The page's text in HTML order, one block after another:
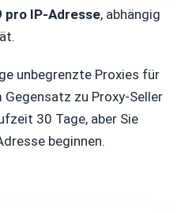
pro IP-Adresse, abhängig
unbegrenzte Proxies für
zu Proxy-Seller
30 Tage, aber Sie
beginnen.